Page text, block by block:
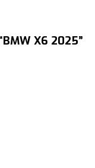
X6 2025”